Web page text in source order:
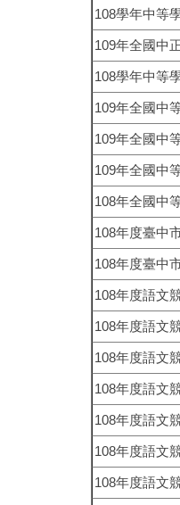
108學年中等
109年全國中
108學年中等
109年全國中
109年全國中
109年全國中
108年全國中
108年度臺中
108年度臺中
108年度語文
108年度語文
108年度語文
108年度語文
108年度語文
108年度語文
108年度語文